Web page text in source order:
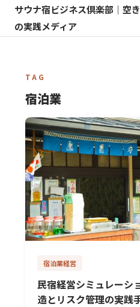
サウナ宿ビジネス倶楽部｜空
の実践メディア
TAG
宿泊業
宿泊業経営
民宿経営シミュレーシ
造とリスク管理の実践